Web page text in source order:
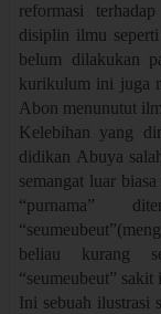
reformasi
disiplin ilmu
belum dilakukan
kurikulum ini juga
Abon menunutut
Kelebihan yang
didikan Abuya
semangat luar
“purnama”
beliau kurang
“seumeubeut” sakit
Ini sebuah ilustrasi